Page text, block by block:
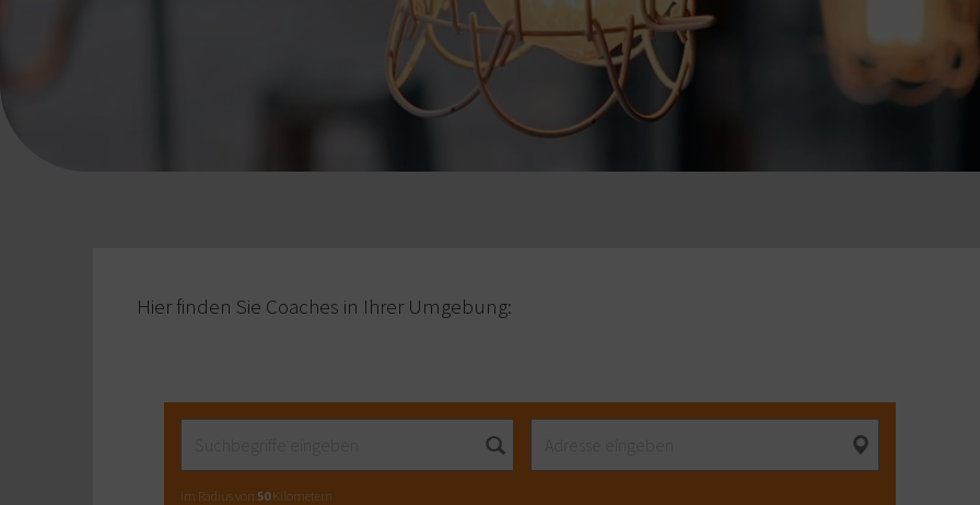
Hier finden Sie Coaches in Ihrer Umgebung:
im Radius von 50Kilometern